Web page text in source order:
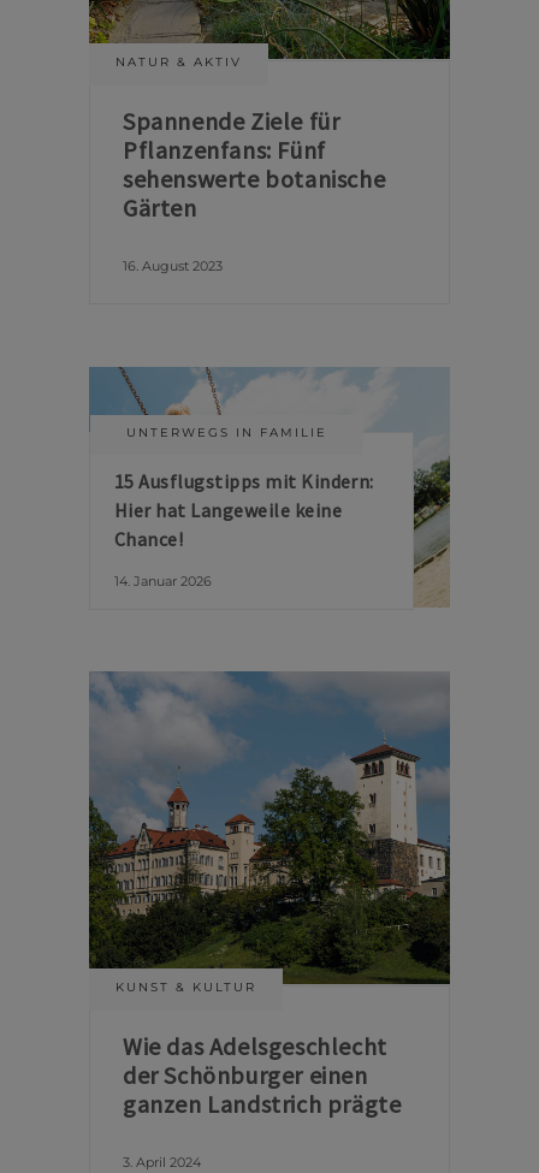
NATUR & AKTIV
Spannende Ziele für
Pflanzenfans: Fünf
sehenswerte botanische
Gärten
16. August 2023
UNTERWEGS IN FAMILIE
15 Ausflugstipps mit Kindern:
Hier hat Langeweile keine
Chance!
14. Januar 2026
KUNST & KULTUR
Wie das Adelsgeschlecht
der Schönburger einen
ganzen Landstrich prägte
3. April 2024